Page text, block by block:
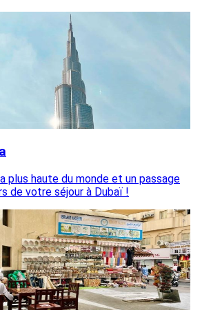
plus haute du monde et un passage
de votre séjour à Dubaï !